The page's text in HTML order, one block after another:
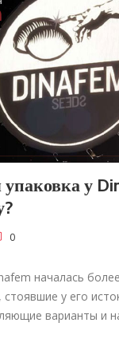
у
0
началась
у его
варианты и